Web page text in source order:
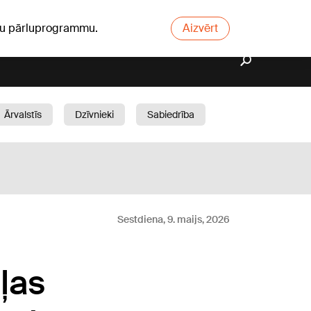
pārluprogrammu. Aizvērt
Ārvalstīs Dzīvnieki
Sabiedrība
Sestdiena, 9. maijs, 2026